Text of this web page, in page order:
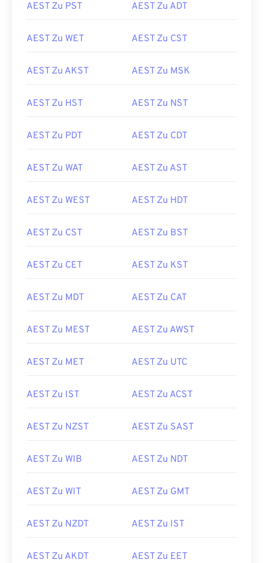
AEST Zu PST AEST Zu ADT
AEST Zu WET AEST Zu CST
AEST Zu AKST AEST Zu MSK
AEST Zu HST AEST Zu NST
AEST Zu PDT AEST Zu CDT
AEST Zu WAT AEST Zu AST
AEST Zu WEST AEST Zu HDT
AEST Zu CST AEST Zu BST
AEST Zu CET AEST Zu KST
AEST Zu MDT AEST Zu CAT
AEST Zu MEST AEST Zu AWST
AEST Zu MET AEST Zu UTC
AEST Zu IST AEST Zu ACST
AEST Zu NZST AEST Zu SAST
AEST Zu WIB AEST Zu NDT
AEST Zu WIT AEST Zu GMT
AEST Zu NZDT AEST Zu IST
AEST Zu AKDT AEST Zu EET